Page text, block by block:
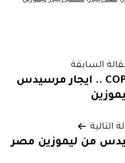
السابقة
مؤتمر المناخ COP27 .. ايجار مرسيدس
التالية
من ليموزين مصر